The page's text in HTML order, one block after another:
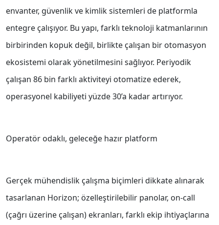
envanter, güvenlik ve kimlik sistemleri de platformla
entegre çalışıyor. Bu yapı, farklı teknoloji katmanlarının
birbirinden kopuk değil, birlikte çalışan bir otomasyon
ekosistemi olarak yönetilmesini sağlıyor. Periyodik
çalışan 86 bin farklı aktiviteyi otomatize ederek,
operasyonel kabiliyeti yüzde 30’a kadar artırıyor.
Operatör odaklı, geleceğe hazır platform
Gerçek mühendislik çalışma biçimleri dikkate alınarak
tasarlanan Horizon; özelleştirilebilir panolar, on-call
(çağrı üzerine çalışan) ekranları, farklı ekip ihtiyaçlarına